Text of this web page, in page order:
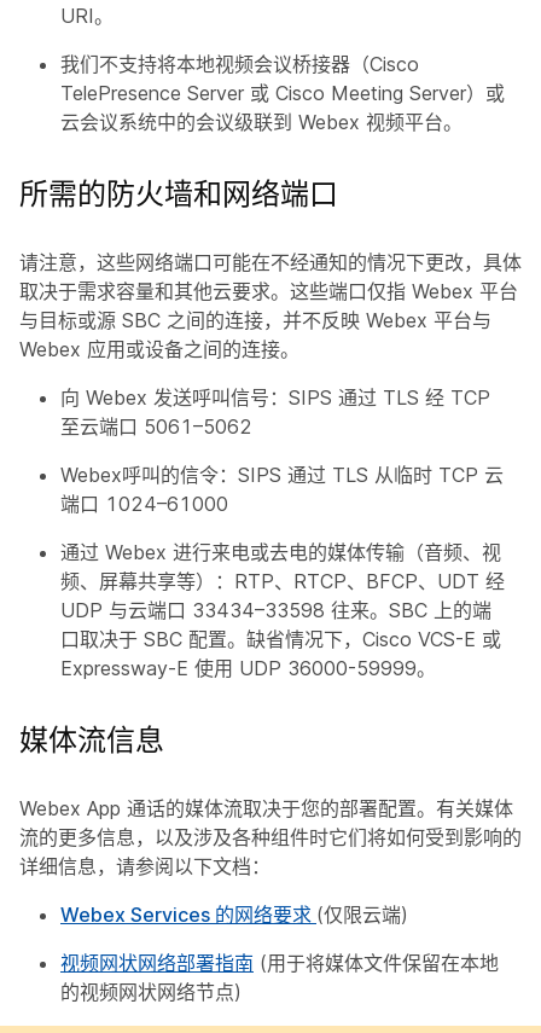
URI。
我们不支持将本地视频会议桥接器（Cisco
TelePresence Server 或 Cisco Meeting Server）或
云会议系统中的会议级联到 Webex 视频平台。
所需的防火墙和网络端口
请注意，这些网络端口可能在不经通知的情况下更改，具体
取决于需求容量和其他云要求。这些端口仅指 Webex 平台
与目标或源 SBC 之间的连接，并不反映 Webex 平台与
Webex 应用或设备之间的连接。
向 Webex 发送呼叫信号：SIPS 通过 TLS 经 TCP
至云端口 5061–5062
Webex呼叫的信令：SIPS 通过 TLS 从临时 TCP 云
端口 1024–61000
通过 Webex 进行来电或去电的媒体传输（音频、视
频、屏幕共享等）：RTP、RTCP、BFCP、UDT 经
UDP 与云端口 33434–33598 往来。SBC 上的端
口取决于 SBC 配置。缺省情况下，Cisco VCS-E 或
Expressway-E 使用 UDP 36000-59999。
媒体流信息
Webex App 通话的媒体流取决于您的部署配置。有关媒体
流的更多信息，以及涉及各种组件时它们将如何受到影响的
详细信息，请参阅以下文档：
Webex Services 的网络要求 (仅限云端)
视频网状网络部署指南 (用于将媒体文件保留在本地
的视频网状网络节点)